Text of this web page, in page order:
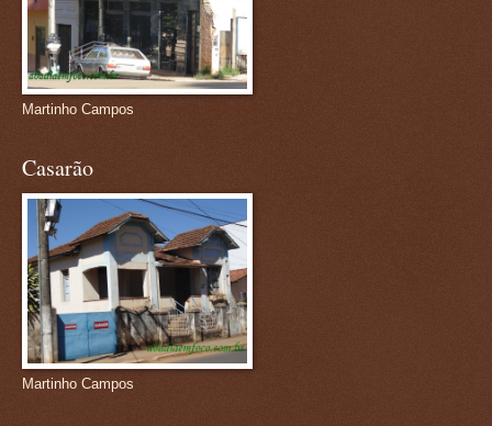
Martinho Campos
Casarão
Martinho Campos